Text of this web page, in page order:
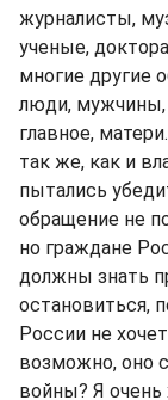
журналисты,
ученые,
многие другие
люди, мужчины,
главное,
так же, как и
пытались
обращение не
но граждане
должны знать
остановиться,
России не
возможно, оно
войны? Я очень